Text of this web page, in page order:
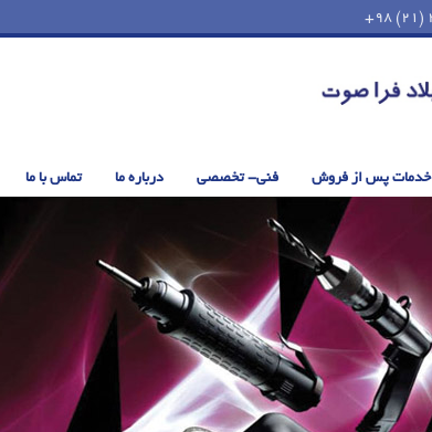
خدمات پس از فروش فنی- تخصصی درباره ما تماس با ما